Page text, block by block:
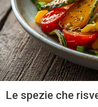
Le spezie che